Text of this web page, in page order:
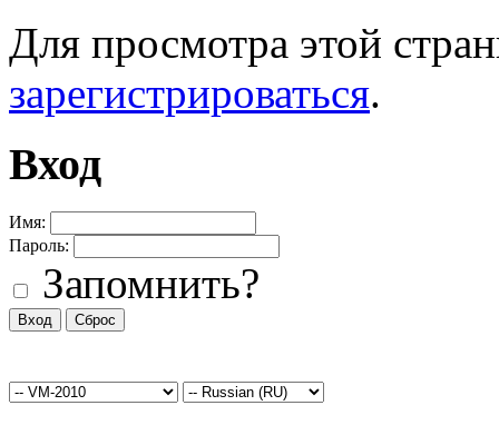
Для просмотра этой
зарегистрироваться.
Вход
Имя:
Пароль:
Запомнить?